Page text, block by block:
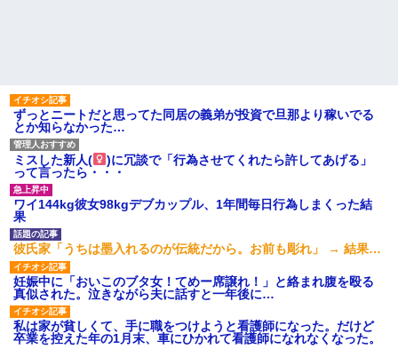
私「初めて飲む味だけどなん
のお茶？」彼「ちっ！」私「」
【GIF】JSのカンチョーワロ
タ
後続車にクラクションを鳴ら
され彼氏が逆切れ。「何クラク
ション鳴らしてんだ！降りてこ
いよ！」と怒鳴りだし...
【衝撃】報酬100万円超の治験
募集がこちらｗｗｗｗｗ(※画像
あり)
【ネット騒然】惨殺されたタ
ワマン頂き女子のこの動画、す
げえええええｗｗｗｗｗｗｗｗ
ｗｗｗ
【愕然】白のクラウン俺氏、
高速道路左車線を制限速度で走
った結果wwwwwwwwwwww
ずっとニートだと思ってた同居の義弟が投資で旦那より稼いでる
とか知らなかった…
ミスした新人(
)に冗談で「行為させてくれたら許してあげる」
って言ったら・・・
ワイ144kg彼女98kgデブカップル、1年間毎日行為しまくった結
果
彼氏家「うちは墨入れるのが伝統だから。お前も彫れ」 → 結果…
妊娠中に「おいこのブタ女！てめー席譲れ！」と絡まれ腹を殴る
真似された。泣きながら夫に話すと一年後に…
私は家が貧しくて、手に職をつけようと看護師になった。だけど
卒業を控えた年の1月末、車にひかれて看護師になれなくなった。